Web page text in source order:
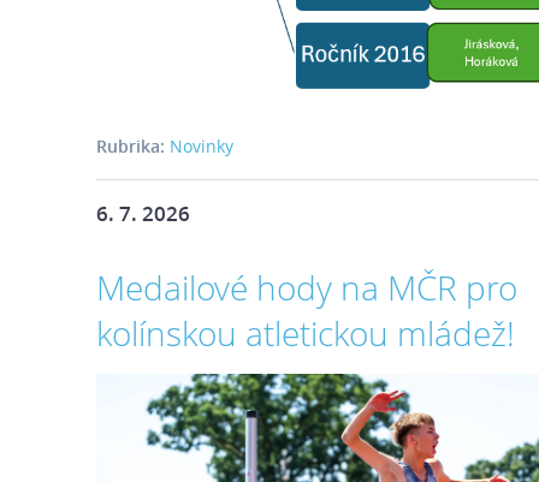
Rubrika: Novinky
6. 7. 2026
Medailové hody na MČR pro
kolínskou atletickou mládež!